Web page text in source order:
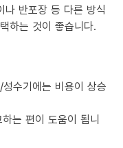
나 반포장 등 다른 방식
하는 것이 좋습니다.
수기에는 비용이 상승
는 편이 도움이 됩니